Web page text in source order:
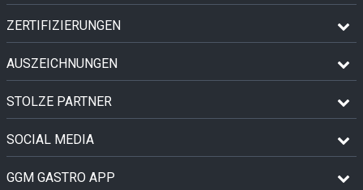
ZERTIFIZIERUNGEN
AUSZEICHNUNGEN
STOLZE PARTNER
SOCIAL MEDIA
GGM GASTRO APP